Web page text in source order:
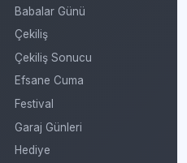
Babalar Günü
Çekiliş
Çekiliş Sonucu
Efsane Cuma
Festival
Garaj Günleri
Hediye